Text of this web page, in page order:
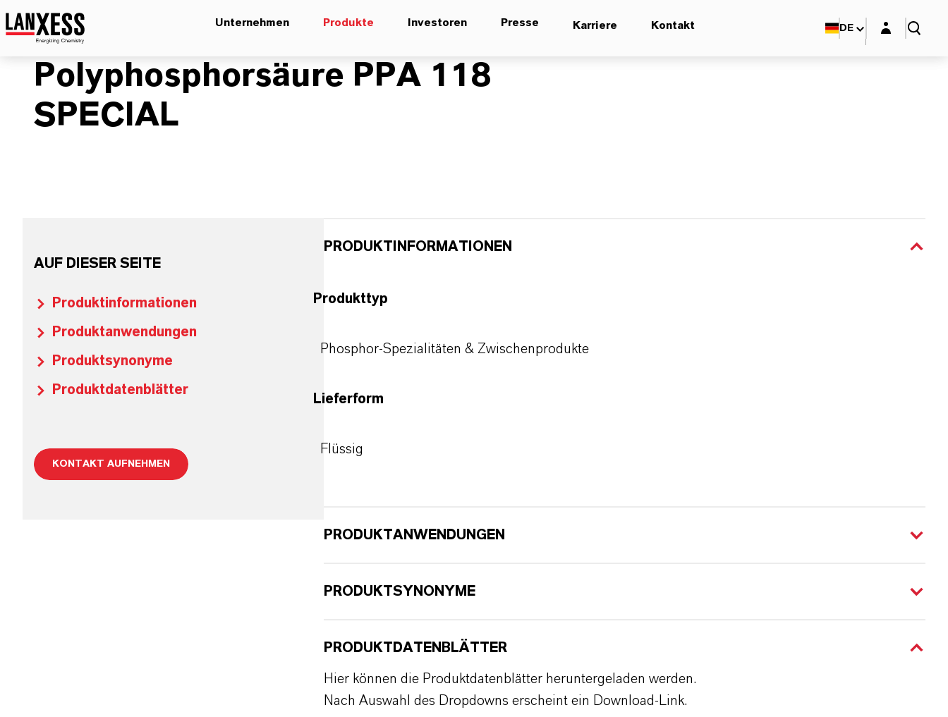
Unternehmen Produkte Investoren Presse Karriere Kontakt DE Login-Maske
Polyphosphorsäure PPA 118
SPECIAL
AUF DIESER SEITE
Produktinformationen
Produktanwendungen
Produktsynonyme
Produktdatenblätter
KONTAKT AUFNEHMEN
PRODUKTINFORMATIONEN
Produkttyp
Phosphor-Spezialitäten & Zwischenprodukte
Lieferform
Flüssig
PRODUKTANWENDUNGEN
PRODUKTSYNONYME
PRODUKTDATENBLÄTTER
Hier können die Produktdatenblätter heruntergeladen werden.
Nach Auswahl des Dropdowns erscheint ein Download-Link.